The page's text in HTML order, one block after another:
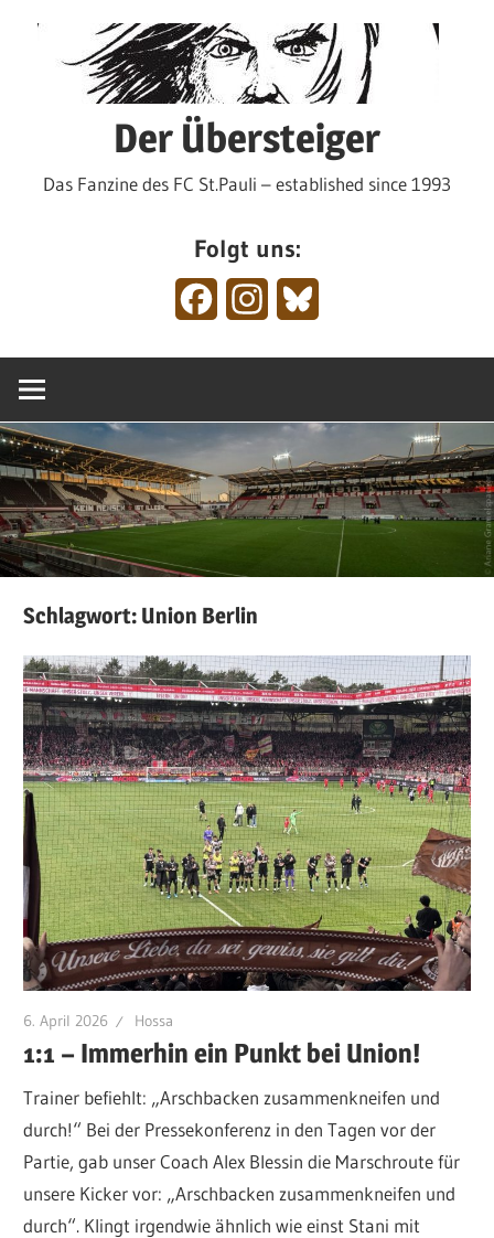
Der Übersteiger
Das Fanzine des FC St.Pauli – established since 1993
Folgt uns:
FacebookInstagram
Schlagwort: Union Berlin
6. April 2026 Hossa
1:1 – Immerhin ein Punkt bei Union!
Trainer befiehlt: „Arschbacken zusammenkneifen und
durch!“ Bei der Pressekonferenz in den Tagen vor der
Partie, gab unser Coach Alex Blessin die Marschroute für
unsere Kicker vor: „Arschbacken zusammenkneifen und
durch“. Klingt irgendwie ähnlich wie einst Stani mit